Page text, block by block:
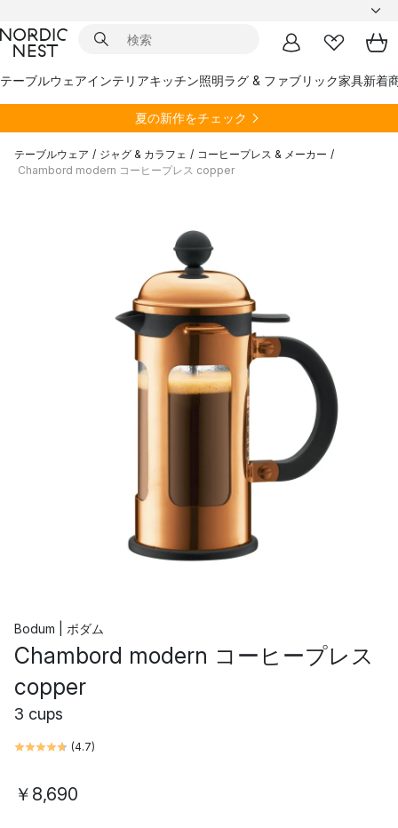
テーブルウェアインテリアキッチン照明ラグ & ファブリック家具新着
夏の新作をチェック
テーブルウェア / ジャグ & カラフェ / コーヒープレス & メーカー /
Chambord modern コーヒープレス copper
Bodum | ボダム
Chambord modern コーヒープレス
copper
3 cups
(4.7)
￥8,690